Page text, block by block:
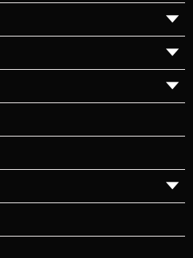
▼
▼
▼
▼